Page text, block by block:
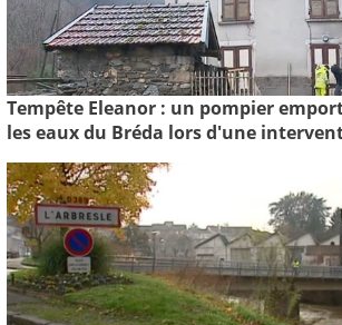
Tempête Eleanor : un pompier
les eaux du Bréda lors d'une